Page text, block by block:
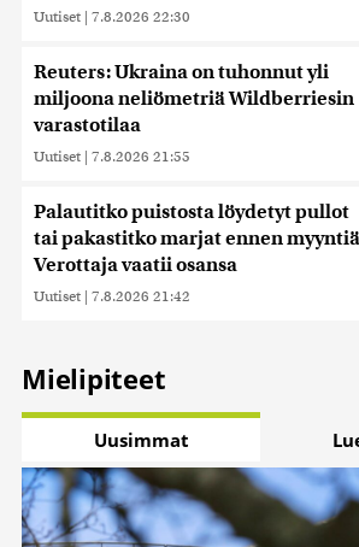
Uutiset | 7.8.2026 22:30
Reuters: Ukraina on tuhonnut yli
miljoona neliömetriä Wildberriesin
varastotilaa
Uutiset | 7.8.2026 21:55
Palautitko puistosta löydetyt pullot
tai pakastitko marjat ennen
Verottaja vaatii osansa
Uutiset | 7.8.2026 21:42
Mielipiteet
Uusimmat